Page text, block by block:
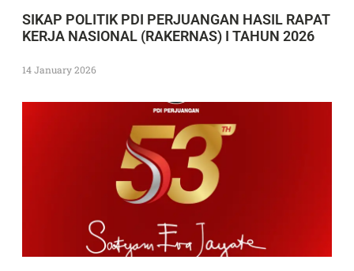
SIKAP POLITIK PDI PERJUANGAN HASIL RAPAT
KERJA NASIONAL (RAKERNAS) I TAHUN 2026
14 January 2026